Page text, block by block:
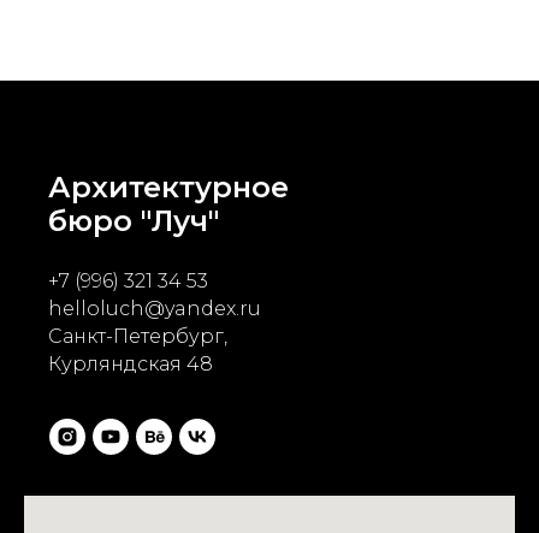
Архитектурное
бюро "Луч"
+7 (996) 321 34 53
helloluch@yandex.ru
Cанкт-Петербург,
Курляндская 48